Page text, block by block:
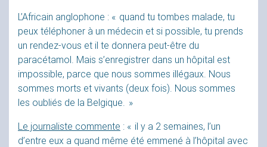
L’Africain anglophone : « quand tu tombes malade, tu
peux téléphoner à un médecin et si possible, tu prends
un rendez-vous et il te donnera peut-être du
paracétamol. Mais s’enregistrer dans un hôpital est
impossible, parce que nous sommes illégaux. Nous
sommes morts et vivants (deux fois). Nous sommes
les oubliés de la Belgique. »
Le journaliste commente : « il y a 2 semaines, l’un
d’entre eux a quand même été emmené à l’hôpital avec